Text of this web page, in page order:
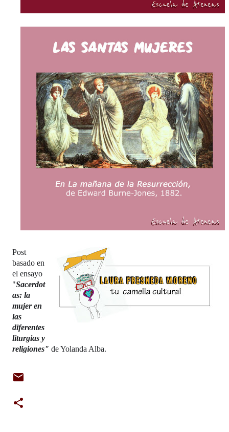
Post
basado en
el ensayo
"Sacerdot
as: la
mujer en
las
diferentes
liturgias y
religiones" de Yolanda Alba.